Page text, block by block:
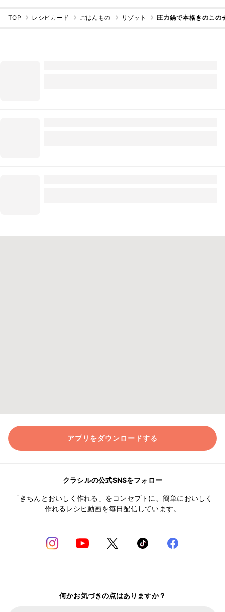
TOP レシピカード ごはんもの リゾット 圧力鍋で本格きのこの
アプリをダウンロードする
クラシルの公式SNSをフォロー
「きちんとおいしく作れる」をコンセプトに、簡単においしく
作れるレシピ動画を毎日配信しています。
何かお気づきの点はありますか？